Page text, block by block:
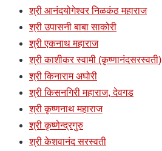
श्री आनंदयोगेश्वर निळकंठ महाराज
श्री उपासनी बाबा साकोरी
श्री एकनाथ महाराज
श्री काशीकर स्वामी (कृष्णानंदसरस्वती)
श्री किनाराम अघोरी
श्री किसनगिरी महाराज, देवगड
श्री कृष्णनाथ महाराज
श्री कृष्णेन्द्रगुरु
श्री केशवानंद सरस्वती